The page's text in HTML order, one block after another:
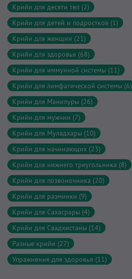
Крийи для десяти тел (2)
Крийи для детей и подростков (1)
Крийи для женщин (21)
Крийи для здоровья (68)
Крийи для иммунной системы (11)
Крийи для лимфатической системы (6)
Крийи для Манипуры (26)
Крийи для мужчин (7)
Крийи для Муладхары (10)
Крийи для начинающих (23)
Крийи для нижнего треугольника (8)
Крийи для позвоночника (20)
Крийи для разминки (9)
Крийи для Сахасрары (4)
Крийи для Свадхистаны (14)
Разные крийи (27)
Упражнения для здоровья (11)